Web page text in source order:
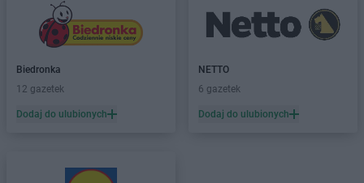
Biedronka
12 gazetek
Dodaj do ulubionych
NETTO
6 gazetek
Dodaj do ulubionych